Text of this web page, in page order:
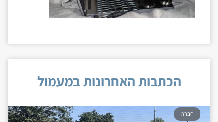
הכתבות האחרונות במעמול
חברה